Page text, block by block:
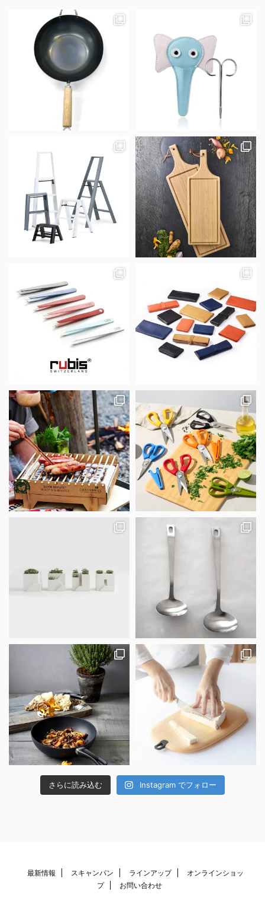
さらに読み込む Instagram でフォロー
最新情報 スキャンパン ラインアップ
オンラインショッ
プ
お問い合わせ